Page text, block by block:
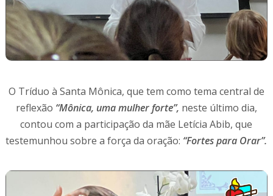
O Tríduo à Santa Mônica, que tem como tema central de
reflexão “Mônica, uma mulher forte”, neste último dia,
contou com a participação da mãe Letícia Abib, que
testemunhou sobre a força da oração: “Fortes para Orar”.